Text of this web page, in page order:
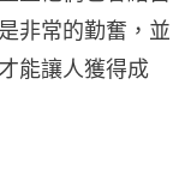
非常的勤奮，並
能讓人獲得成